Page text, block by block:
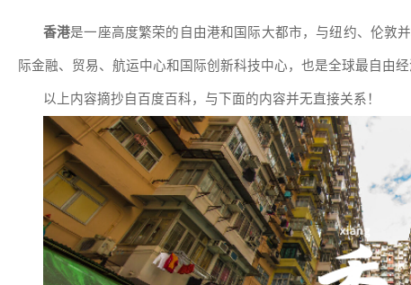
香港是一座高度繁荣的自由港和国际大都市，与纽约、伦敦
际金融、贸易、航运中心和国际创新科技中心，也是全球最自由
以上内容摘抄自百度百科，与下面的内容并无直接关系！